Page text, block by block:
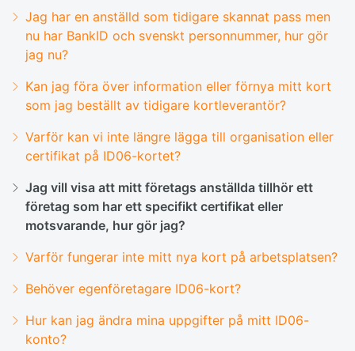
Jag har en anställd som tidigare skannat pass men
nu har BankID och svenskt personnummer, hur gör
jag nu?
Kan jag föra över information eller förnya mitt kort
som jag beställt av tidigare kortleverantör?
Varför kan vi inte längre lägga till organisation eller
certifikat på ID06-kortet?
Jag vill visa att mitt företags anställda tillhör ett
företag som har ett specifikt certifikat eller
motsvarande, hur gör jag?
Varför fungerar inte mitt nya kort på arbetsplatsen?
Behöver egenföretagare ID06-kort?
Hur kan jag ändra mina uppgifter på mitt ID06-
konto?